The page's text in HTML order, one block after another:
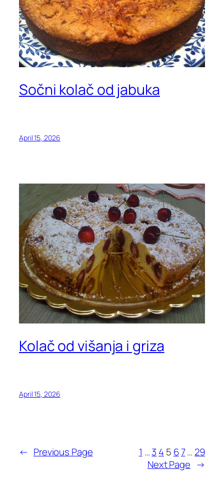
Sočni kolač od jabuka
April 15, 2026
Kolač od višanja i griza
April 15, 2026
← Previous Page 1 …3 4 5 67… 29
Next Page →